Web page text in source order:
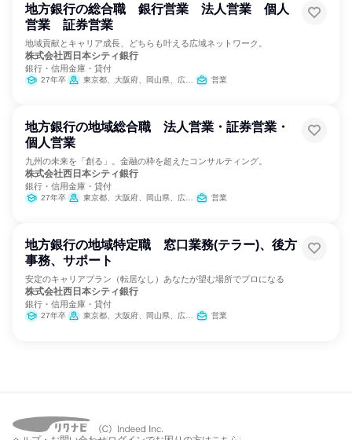
地方銀行の総合職 銀行営業 法人営業 個人
営業 証券営業
地域貢献とキャリア成長、どちらも叶える広域ネットワーク。
株式会社西日本シティ銀行
銀行・信用金庫・貸付
27年卒 東京都、大阪府、岡山県、広島県、山口県、福岡県、佐賀県、長崎県、熊本県、大分県、宮崎県、鹿児島県 営業
地方銀行の地域総合職 法人営業・証券営業・
個人営業
九州の未来を「創る」。金融の枠を超えたコンサルティング。
株式会社西日本シティ銀行
銀行・信用金庫・貸付
27年卒 東京都、大阪府、岡山県、広島県、山口県、福岡県、佐賀県、長崎県、熊本県、大分県、宮崎県、鹿児島県 営業
地方銀行の地域特定職 窓口業務(テラー)、後方
事務、サポート
安定のキャリアプラン（転居なし）あなたが望む場所でプロになる
株式会社西日本シティ銀行
銀行・信用金庫・貸付
27年卒 東京都、大阪府、岡山県、広島県、山口県、福岡県、佐賀県、長崎県、熊本県、大分県、宮崎県、鹿児島県 営業